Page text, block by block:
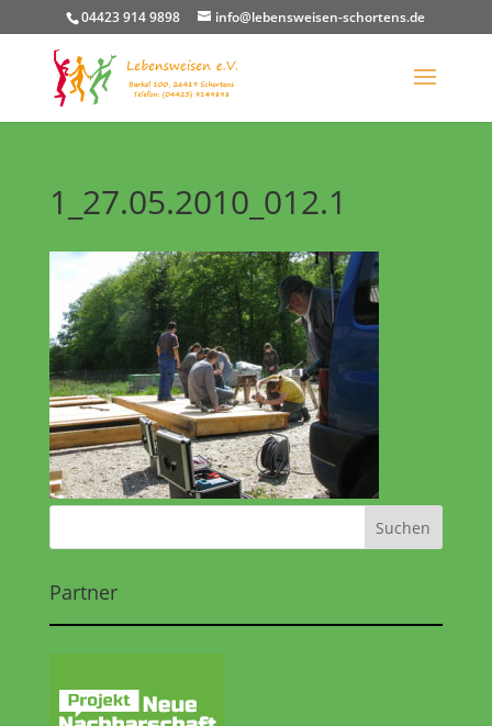
04423 914 9898 info@lebensweisen-schortens.de
1_27.05.2010_012.1
Partner